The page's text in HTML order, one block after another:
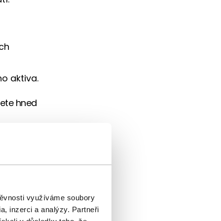
využíváme soubory
inzerci a analýzy. Partneři
aktiva.
hned
vstupné,